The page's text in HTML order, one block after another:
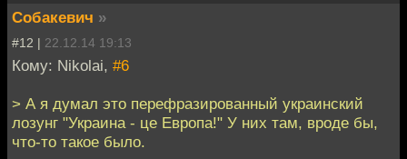
Собакевич »
#12 | 22.12.14 19:13
Кому: Nikolai, #6
> А я думал это перефразированный украинский
лозунг "Украина - це Европа!" У них там, вроде бы,
что-то такое было.